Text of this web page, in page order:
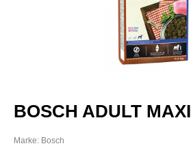
BOSCH ADULT MAXI
Marke: Bosch